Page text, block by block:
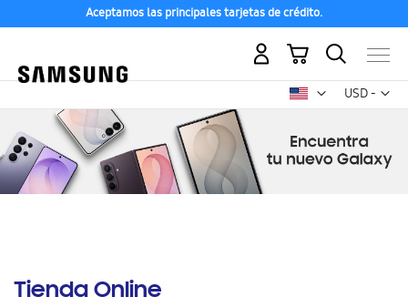
Aceptamos las principales tarjetas de crédito.
USD -
dólar
Mi carrito
Tienda Online